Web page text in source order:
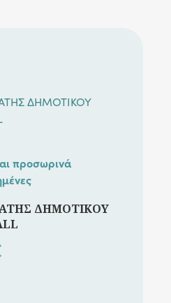
προσωρινά
ΔΗΜΟΤΙΚΟΥ